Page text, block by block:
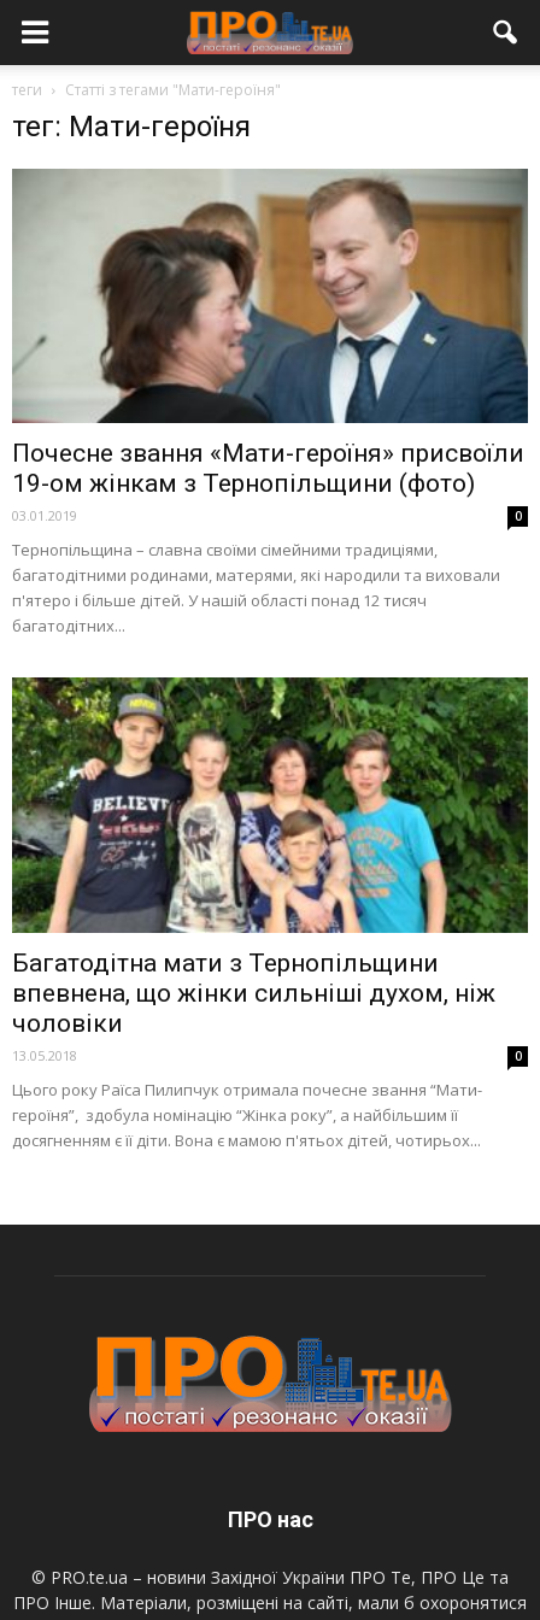
теги Статті з тегами "Мати-героїня"
тег: Мати-героїня
Почесне звання «Мати-героїня» присвоїли
19-ом жінкам з Тернопільщини (фото)
03.01.2019 0
Тернопільщина – славна своїми сімейними традиціями,
багатодітними родинами, матерями, які народили та виховали
п'ятеро і більше дітей. У нашій області понад 12 тисяч
багатодітних...
Багатодітна мати з Тернопільщини
впевнена, що жінки сильніші духом, ніж
чоловіки
13.05.2018 0
Цього року Раїса Пилипчук отримала почесне звання “Мати-
героїня”, здобула номінацію “Жінка року”, а найбільшим її
досягненням є її діти. Вона є мамою п'ятьох дітей, чотирьох...
ПРО нас
© PRO.te.ua – новини Західної України ПРО Те, ПРО Це та
ПРО Інше. Матеріали, розміщені на сайті, мали б охоронятися